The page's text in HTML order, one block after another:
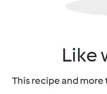
Like
This recipe and more